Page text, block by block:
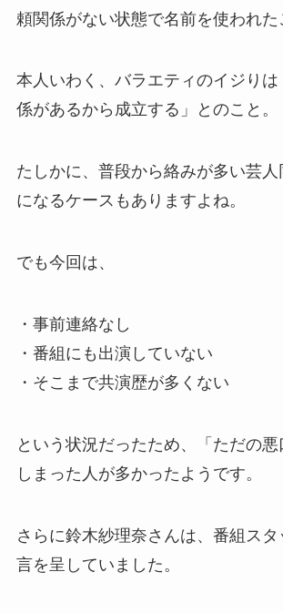
頼関係がない状態で名前を使われた
本人いわく、バラエティのイジりは
係があるから成立する」とのこと。
たしかに、普段から絡みが多い芸
になるケースもありますよね。
でも今回は、
・事前連絡なし
・番組にも出演していない
・そこまで共演歴が多くない
という状況だったため、「ただの
しまった人が多かったようです。
さらに鈴木紗理奈さんは、番組ス
言を呈していました。